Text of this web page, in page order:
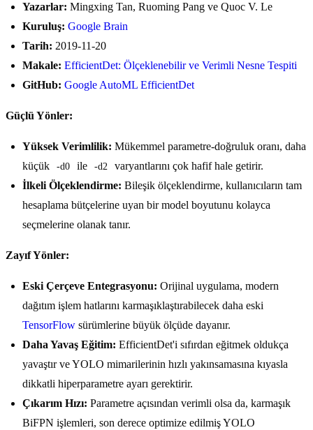
Yazarlar: Mingxing Tan, Ruoming Pang ve Quoc V. Le
Kuruluş: Google Brain
Tarih: 2019-11-20
Makale: EfficientDet: Ölçeklenebilir ve Verimli Nesne Tespiti
GitHub: Google AutoML EfficientDet
Güçlü Yönler:
Yüksek Verimlilik: Mükemmel parametre-doğruluk oranı, daha
küçük
-d0 ile -d2
varyantlarını çok hafif hale getirir.
İlkeli Ölçeklendirme: Bileşik ölçeklendirme, kullanıcıların tam
hesaplama bütçelerine uyan bir model boyutunu kolayca
seçmelerine olanak tanır.
Zayıf Yönler:
Eski Çerçeve Entegrasyonu: Orijinal uygulama, modern
dağıtım işlem hatlarını karmaşıklaştırabilecek daha eski
TensorFlow sürümlerine büyük ölçüde dayanır.
Daha Yavaş Eğitim: EfficientDet'i sıfırdan eğitmek oldukça
yavaştır ve YOLO mimarilerinin hızlı yakınsamasına kıyasla
dikkatli hiperparametre ayarı gerektirir.
Çıkarım Hızı: Parametre açısından verimli olsa da, karmaşık
BiFPN işlemleri, son derece optimize edilmiş YOLO